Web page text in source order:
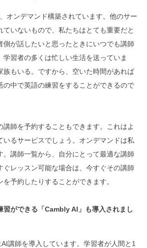
オンデマンド構築されています。他のサー
ていないもので、私たちはとても重要だと
側が話したいと思ったときにいつでも講師
学習者の多くは忙しい生活を送っていま
族もいる。ですから、空いた時間があれば
の中で英語の練習をすることができるので
師を予約することもできます。これはよ
いるサービスでしょう。オンデマンドは私
。講師一覧から、自分にとって最適な講師
ぐレッスン可能な場合は、今すぐその講師
予約したりすることができます。
ができる「Cambly AI」も導入されまし
講師を導入しています。学習者が人間と1